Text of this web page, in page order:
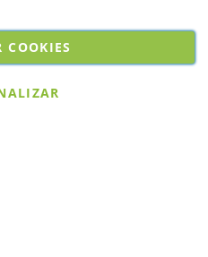
Powered byBobaly Partners.
COOKIES